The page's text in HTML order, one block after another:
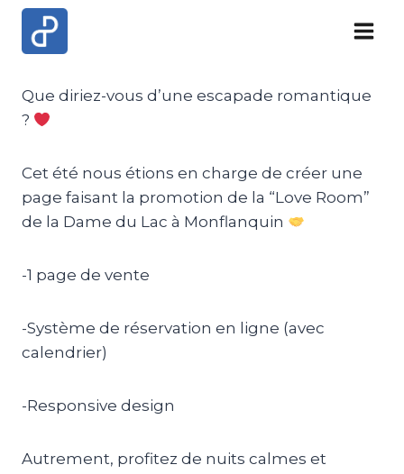
Skip
content
Que diriez-vous d’une escapade romantique
?
Cet été nous étions en charge de créer une
page faisant la promotion de la “Love Room”
de la Dame du Lac à Monflanquin
-1 page de vente
-Système de réservation en ligne (avec
calendrier)
-Responsive design
Autrement, profitez de nuits calmes et